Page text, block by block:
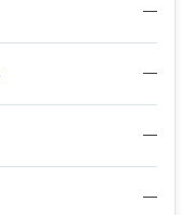
—
—
—
—